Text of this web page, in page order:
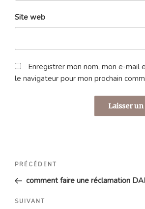
Site web
Enregistrer mon nom, mon e-mail
le navigateur pour mon prochain
Navigation
l’article
Article
précédent
PRÉCÉDENT
comment faire une réclamation
Article
SUIVANT